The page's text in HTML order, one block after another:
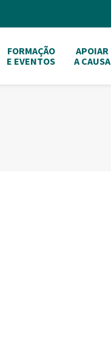
FORMAÇÃO
E EVENTOS
APOIAR
A CAUSA